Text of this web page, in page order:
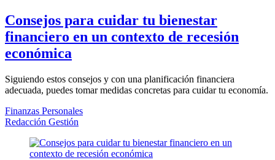
Consejos para cuidar tu bienestar
financiero en un contexto de recesión
económica
Siguiendo estos consejos y con una planificación financiera
adecuada, puedes tomar medidas concretas para cuidar tu economía.
Finanzas Personales
Redacción Gestión